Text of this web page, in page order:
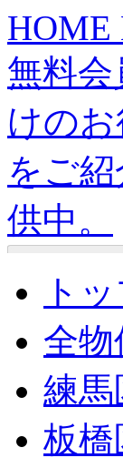
HOME
無料
けの
をご
供中。
ト
全物
練馬
板橋